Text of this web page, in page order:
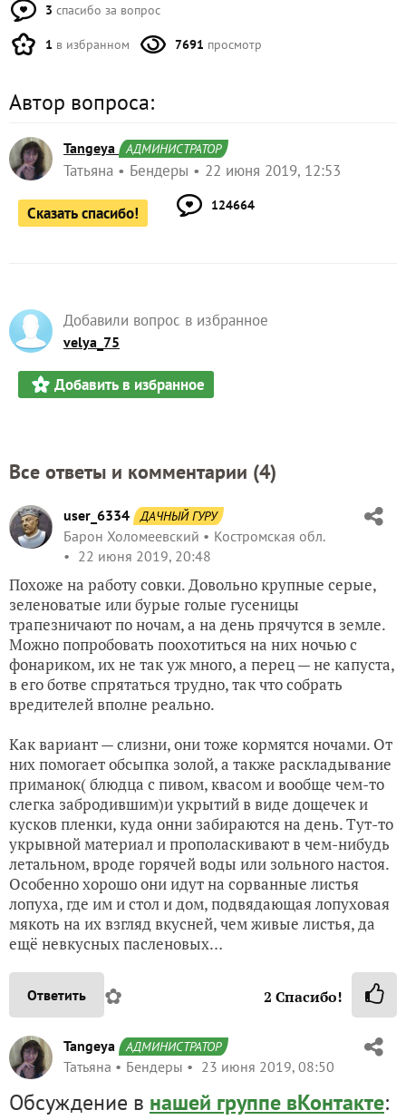
3 спасибо за вопрос
1 в избранном 7691 просмотр
Автор вопроса:
Tangeya АДМИНИСТРАТОР
Татьяна Бендеры 22 июня 2019, 12:53
Сказать спасибо! 124664
Добавили вопрос в избранное
velya_75
Добавить в избранное
Все ответы и комментарии (4)
user_6334 ДАЧНЫЙ ГУРУ
Барон Холомеевский
Костромская обл.
22 июня 2019, 20:48
Похоже на работу совки. Довольно крупные серые,
зеленоватые или бурые голые гусеницы
трапезничают по ночам, а на день прячутся в земле.
Можно попробовать поохотиться на них ночью с
фонариком, их не так уж много, а перец — не капуста,
в его ботве спрятаться трудно, так что собрать
вредителей вполне реально.
Как вариант — слизни, они тоже кормятся ночами. От
них помогает обсыпка золой, а также раскладывание
приманок( блюдца с пивом, квасом и вообще чем-то
слегка забродившим)и укрытий в виде дощечек и
кусков пленки, куда онни забираются на день. Тут-то
укрывной материал и прополаскивают в чем-нибудь
летальном, вроде горячей воды или зольного настоя.
Особенно хорошо они идут на сорванные листья
лопуха, где им и стол и дом, подвядающая лопуховая
мякоть на их взгляд вкусней, чем живые листья, да
ещё невкусных пасленовых…
Ответить ✿ 2 Спасибо!
Tangeya АДМИНИСТРАТОР
Татьяна Бендеры 23 июня 2019, 08:50
Обсуждение в нашей группе вКонтакте: